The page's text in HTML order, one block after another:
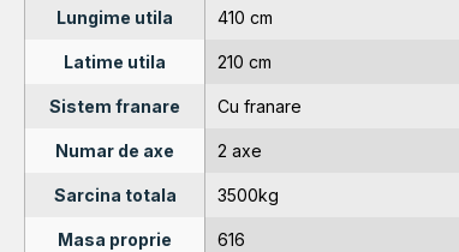
Lungime utila 410 cm
Latime utila 210 cm
Sistem franare Cu franare
Numar de axe 2 axe
Sarcina totala 3500kg
Masa proprie 616